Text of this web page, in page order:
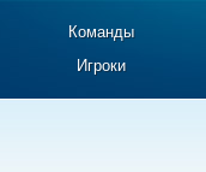
Команды
Игроки